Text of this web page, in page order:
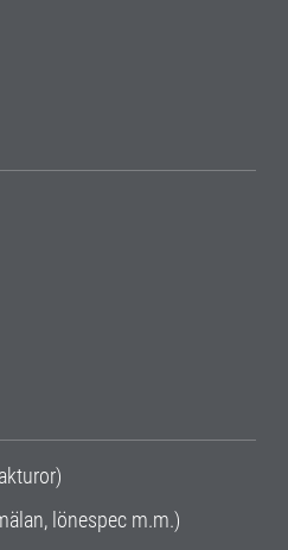
lönespec m.m.)